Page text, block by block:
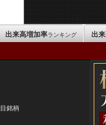
出来高増加率ランキング 出
銘柄